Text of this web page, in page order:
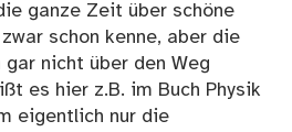
ganze Zeit über schöne
schon kenne, aber die
nicht über den Weg
es hier z.B. im Buch Physik
eigentlich nur die